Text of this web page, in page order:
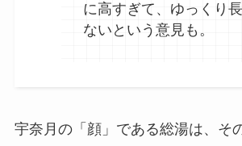
に高すぎて、ゆっくり
ないという意見も。
宇奈月の「顔」である総湯は、そ